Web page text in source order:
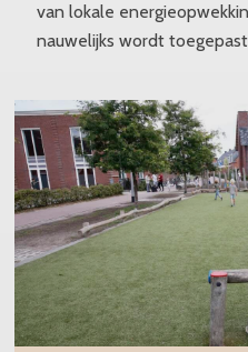
van lokale
nauwelijks wordt